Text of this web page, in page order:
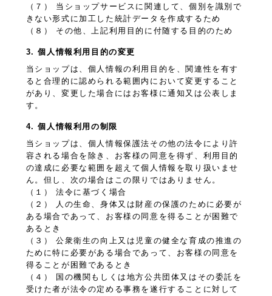
（７） 当ショップサービスに関連して、個別を識別で
きない形式に加工した統計データを作成するため
（８） その他、上記利用目的に付随する目的のため
3. 個人情報利用目的の変更
当ショップは、個人情報の利用目的を、関連性を有す
ると合理的に認められる範囲内において変更すること
があり、変更した場合にはお客様に通知又は公表しま
す。
4. 個人情報利用の制限
当ショップは、個人情報保護法その他の法令により許
容される場合を除き、お客様の同意を得ず、利用目的
の達成に必要な範囲を超えて個人情報を取り扱いませ
ん。但し、次の場合はこの限りではありません。
（１） 法令に基づく場合
（２） 人の生命、身体又は財産の保護のために必要が
ある場合であって、お客様の同意を得ることが困難で
あるとき
（３） 公衆衛生の向上又は児童の健全な育成の推進の
ために特に必要がある場合であって、お客様の同意を
得ることが困難であるとき
（４） 国の機関もしくは地方公共団体又はその委託を
受けた者が法令の定める事務を遂行することに対して